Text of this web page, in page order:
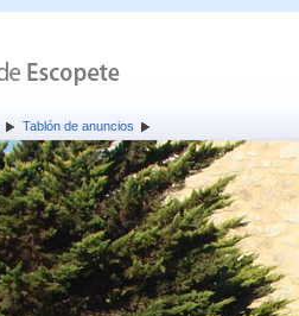
Tablón de anuncios